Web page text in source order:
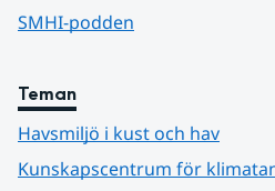
SMHI-podden
Teman
Havsmiljö i kust och hav
Kunskapscentrum för